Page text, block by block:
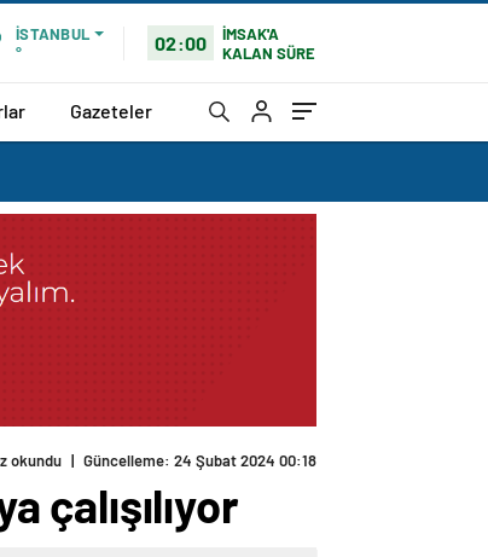
İSTANBUL
°
02:00
İMSAK'A
KALAN SÜRE
Gazeteler
okundu | Güncelleme: 24 Şubat 2024 00:18
çalışılıyor